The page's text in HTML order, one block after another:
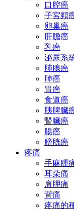
口腔癌
子宮頸
卵巢癌
肝膽癌
乳癌
泌尿系
肺腺癌
肺癌
胃癌
食道癌
胰脾臟
腎臟癌
腸癌
膀胱癌
疼痛
手麻腫
耳朵痛
肩胛痛
背痛
疼痛的